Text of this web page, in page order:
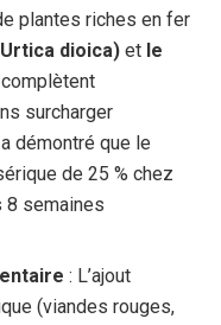
plantes riches en fer
dioica) et le
complètent
surcharger
démontré que le
de 25 % chez
8 semaines
: L’ajout
(viandes rouges,